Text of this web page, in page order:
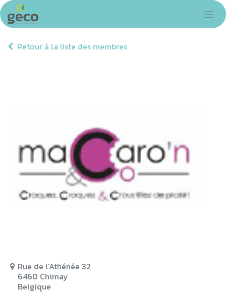
Se rendre au contenu
Retour à la liste des membres
Rue de l'Athénée 32
6460 Chimay
Belgique